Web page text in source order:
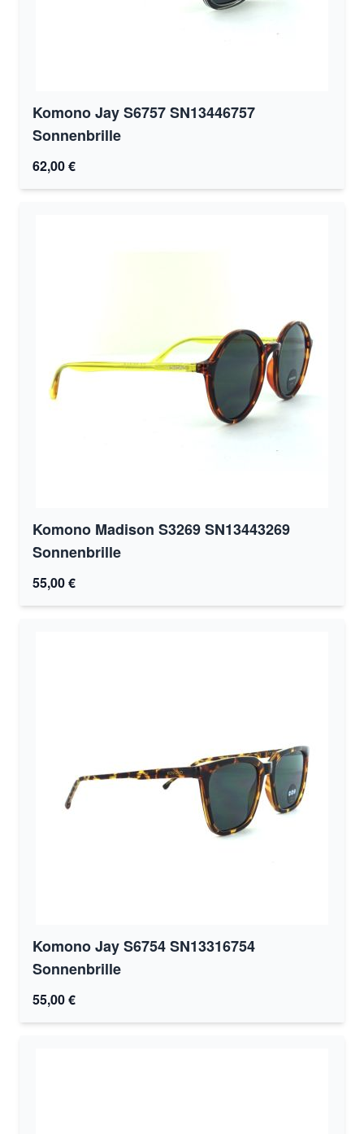
Komono Jay S6757 SN13446757
Sonnenbrille
62,00 €
Komono Madison S3269 SN13443269
Sonnenbrille
55,00 €
Komono Jay S6754 SN13316754
Sonnenbrille
55,00 €